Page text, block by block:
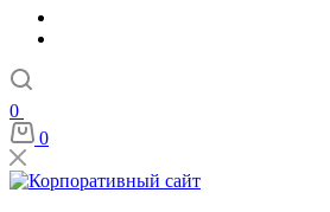
0
0